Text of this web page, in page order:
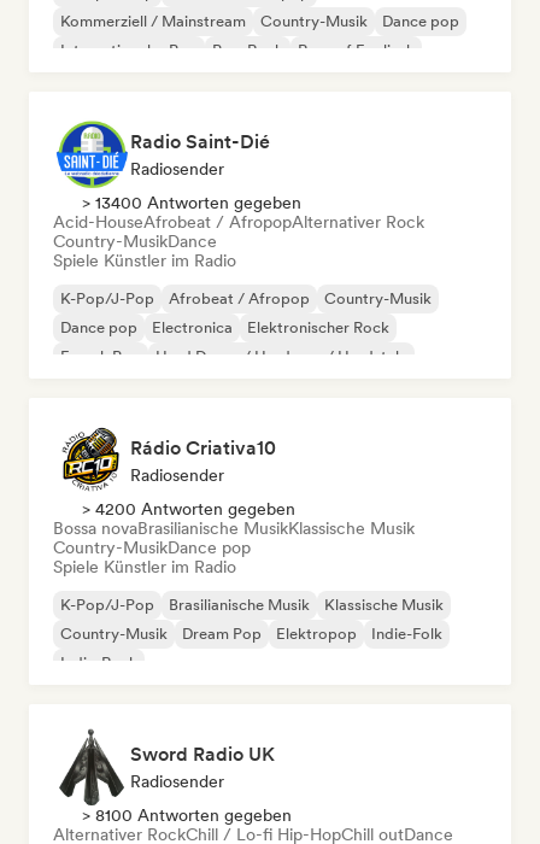
Kommerziell / Mainstream
Country-Musik
Dance pop
Internationaler Pop
Pop-Rock Rap auf Englisch
Radio Saint-Dié
Radiosender
> 13400 Antworten gegeben
Acid-HouseAfrobeat / AfropopAlternativer Rock
Country-MusikDance
Spiele Künstler im Radio
K-Pop/J-Pop Afrobeat / Afropop
Country-Musik
Dance pop
Electronica
Elektronischer Rock
French Pop
Hard Dance / Hardcore / Hardstyle
Rádio Criativa10
Radiosender
> 4200 Antworten gegeben
Bossa novaBrasilianische MusikKlassische Musik
Country-MusikDance pop
Spiele Künstler im Radio
K-Pop/J-Pop Brasilianische Musik
Klassische Musik
Country-Musik
Dream Pop Elektropop
Indie-Folk
Indie-Rock
Sword Radio UK
Radiosender
> 8100 Antworten gegeben
Alternativer RockChill / Lo-fi Hip-HopChill outDance